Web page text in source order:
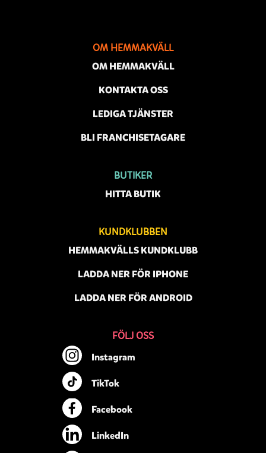
OM HEMMAKVÄLL
OM HEMMAKVÄLL
KONTAKTA OSS
LEDIGA TJÄNSTER
BLI FRANCHISETAGARE
BUTIKER
HITTA BUTIK
KUNDKLUBBEN
HEMMAKVÄLLS KUNDKLUBB
LADDA NER FÖR IPHONE
LADDA NER FÖR ANDROID
FÖLJ OSS
Instagram
TikTok
Facebook
LinkedIn